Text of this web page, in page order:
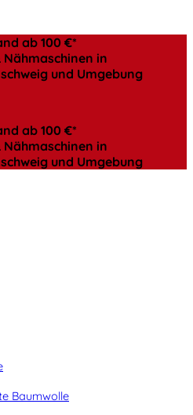
ab 100 €*
in
und Umgebung
ab 100 €*
in
und Umgebung
Baumwolle